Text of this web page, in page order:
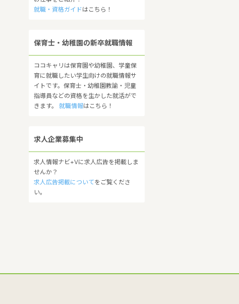
就職・資格ガイドはこちら！
保育士・幼稚園の新卒就職情報
ココキャリは保育園や幼稚園、学童保
育に就職したい学生向けの就職情報サ
イトです。保育士・幼稚園教諭・児童
指導員などの資格を生かした就活がで
きます。 就職情報はこちら！
求人企業募集中
求人情報ナビ+Vに求人広告を掲載しま
せんか？
求人広告掲載についてをご覧くださ
い。